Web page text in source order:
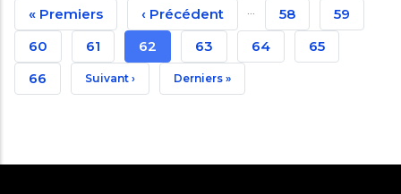
Pagination
Première
Page
« Premiers
Page
Précédente
‹ Précédent … Page
58 Page
59
Page
60 Page
61
Page
Courante
62 Page
63 Page
64 Page
65
Page
66 Page
Suivant › Dernière
Derniers »